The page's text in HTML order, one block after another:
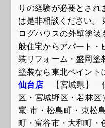
りの経験が必要とされ
は是非相談ください。
ログハウスの外壁塗
般住宅からアパート・
装リフォーム・盛岡塗
塗装なら東北ペイント
仙台店【宮城県】 仙
区・宮城野区・若林
竃 市・松島町・東松
町・富谷市・大和町・